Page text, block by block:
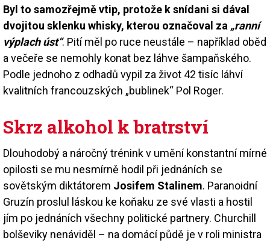
Byl to samozřejmě vtip, protože k snídani si dával
dvojitou sklenku whisky, kterou označoval za „ranní
výplach úst“. Pití měl po ruce neustále – například oběd
a večeře se nemohly konat bez láhve šampaňského.
Podle jednoho z odhadů vypil za život 42 tisíc láhví
kvalitních francouzských „bublinek“ Pol Roger.
Skrz alkohol k bratrství
Dlouhodobý a náročný trénink v umění konstantní mírné
opilosti se mu nesmírně hodil při jednáních se
sovětským diktátorem Josifem Stalinem. Paranoidní
Gruzín proslul láskou ke koňaku ze své vlasti a hostil
jím po jednáních všechny politické partnery. Churchill
bolševiky nenáviděl – na domácí půdě je v roli ministra